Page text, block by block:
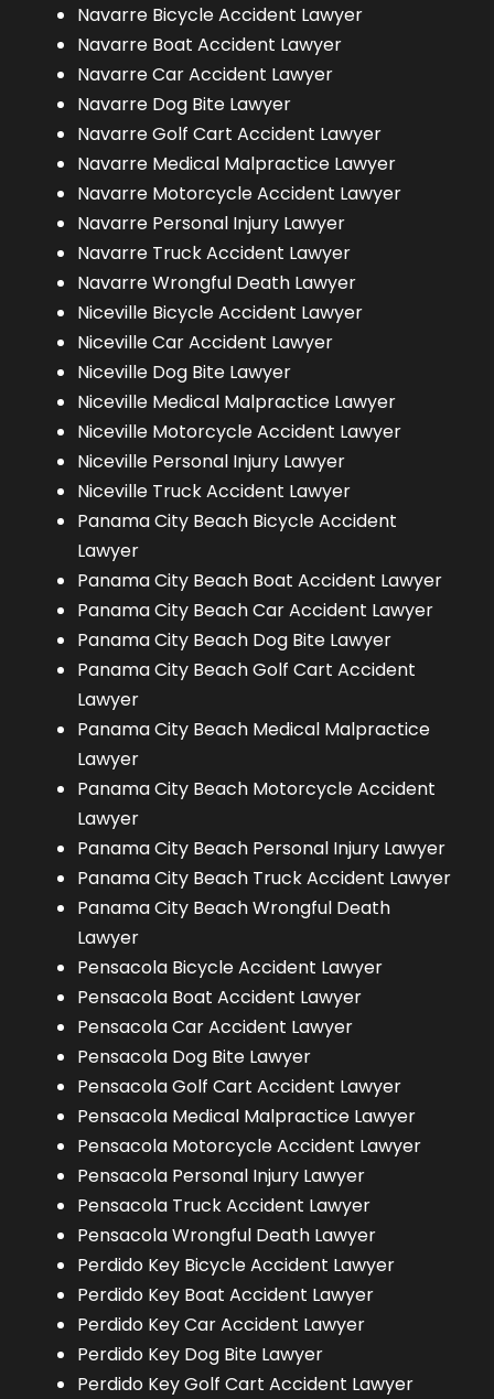
Navarre Bicycle Accident Lawyer
Navarre Boat Accident Lawyer
Navarre Car Accident Lawyer
Navarre Dog Bite Lawyer
Navarre Golf Cart Accident Lawyer
Navarre Medical Malpractice Lawyer
Navarre Motorcycle Accident Lawyer
Navarre Personal Injury Lawyer
Navarre Truck Accident Lawyer
Navarre Wrongful Death Lawyer
Niceville Bicycle Accident Lawyer
Niceville Car Accident Lawyer
Niceville Dog Bite Lawyer
Niceville Medical Malpractice Lawyer
Niceville Motorcycle Accident Lawyer
Niceville Personal Injury Lawyer
Niceville Truck Accident Lawyer
Panama City Beach Bicycle Accident
Lawyer
Panama City Beach Boat Accident Lawyer
Panama City Beach Car Accident Lawyer
Panama City Beach Dog Bite Lawyer
Panama City Beach Golf Cart Accident
Lawyer
Panama City Beach Medical Malpractice
Lawyer
Panama City Beach Motorcycle Accident
Lawyer
Panama City Beach Personal Injury Lawyer
Panama City Beach Truck Accident Lawyer
Panama City Beach Wrongful Death
Lawyer
Pensacola Bicycle Accident Lawyer
Pensacola Boat Accident Lawyer
Pensacola Car Accident Lawyer
Pensacola Dog Bite Lawyer
Pensacola Golf Cart Accident Lawyer
Pensacola Medical Malpractice Lawyer
Pensacola Motorcycle Accident Lawyer
Pensacola Personal Injury Lawyer
Pensacola Truck Accident Lawyer
Pensacola Wrongful Death Lawyer
Perdido Key Bicycle Accident Lawyer
Perdido Key Boat Accident Lawyer
Perdido Key Car Accident Lawyer
Perdido Key Dog Bite Lawyer
Perdido Key Golf Cart Accident Lawyer